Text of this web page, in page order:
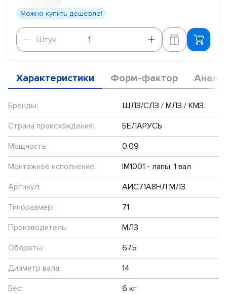
Можно купить дешевле!
Штук
Штук
Характеристики Форм-фактор
Бренды:
ЩЛЗ/СЛЗ / МЛЗ / КМЗ
Страна происхождения:
БЕЛАРУСЬ
Мощность:
0,09
Монтажное исполнение:
IM1001 - лапы, 1 вал
Артикул:
АИС71А8НЛ МЛЗ
Типоразмер:
71
Производитель:
МЛЗ
Обороты:
675
Диаметр вала:
14
Вес:
6 кг